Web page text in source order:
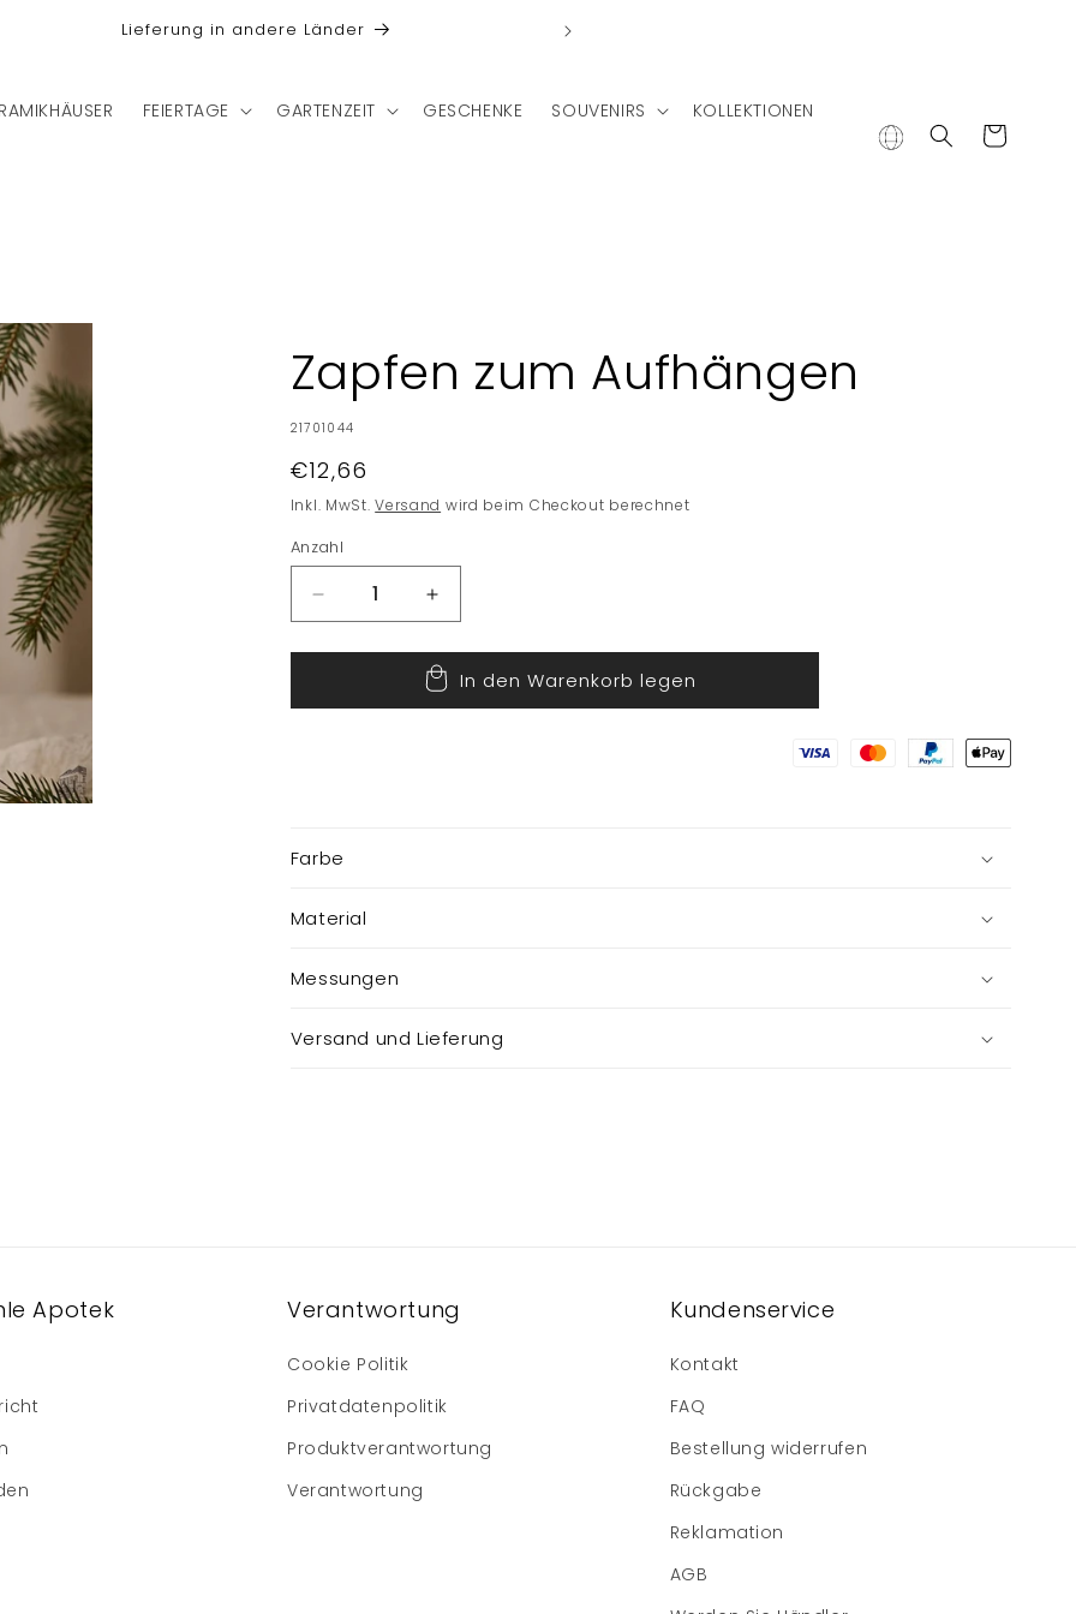
Lieferung in andere Länder
FEIERTAGE GARTENZEIT GESCHENKE SOUVENIRS KOLLEKTIONEN
Warenkorb
Zapfen zum Aufhängen
SKU:
21701044
Normaler
Preis
€12,66
Inkl. MwSt.Versand wird beim Checkout berechnet
Anzahl
Verringere
die
Menge
Zapfen
Erhöhe
die
Menge
für
Zapfen
In den Warenkorb legen
Farbe
Material
Messungen
Versand und Lieferung
Apotek Verantwortung
Cookie Politik
Privatdatenpolitik
Produktverantwortung
Verantwortung
Kundenservice
Kontakt
FAQ
Bestellung widerrufen
Rückgabe
Reklamation
AGB